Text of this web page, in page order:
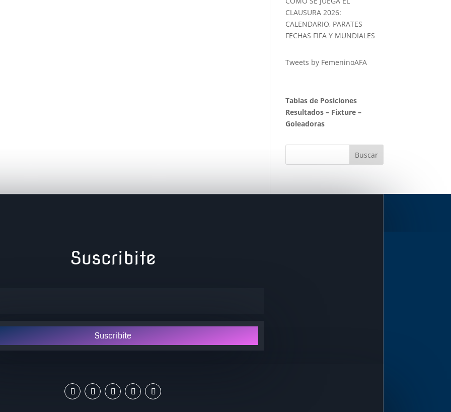
CLAUSURA 2026:
CALENDARIO, PARATES
FECHAS FIFA Y MUNDIALES
Tweets by FemeninoAFA
Tablas de Posiciones
Resultados – Fixture –
Goleadoras
Suscribite
Suscribite